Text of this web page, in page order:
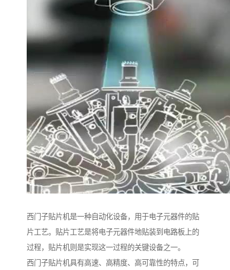
西门子贴片机是一种自动化设备，用于电子元器件的贴
片工艺。贴片工艺是将电子元器件地贴装到电路板上的
过程，贴片机则是实现这一过程的关键设备之一。
西门子贴片机具有高速、高精度、高可靠性的特点，可